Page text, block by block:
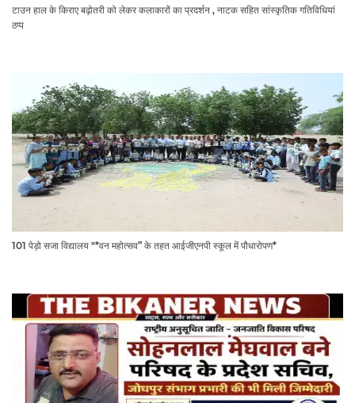
टाउन हाल के किराए बढ़ोतरी को लेकर कलाकारों का प्रदर्शन , नाटक सहित सांस्कृतिक गतिविधियां
ठप्प
101 पेड़ो सजा विद्यालय "*वन महोत्सव” के तहत आईजीएनपी स्कूल में पौधारोपण*